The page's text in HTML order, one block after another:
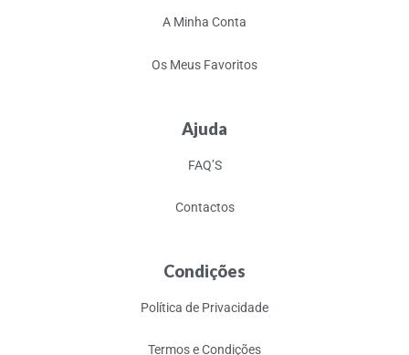
A Minha Conta
Os Meus Favoritos
Ajuda
FAQ’S
Contactos
Condições
Política de Privacidade
Termos e Condições